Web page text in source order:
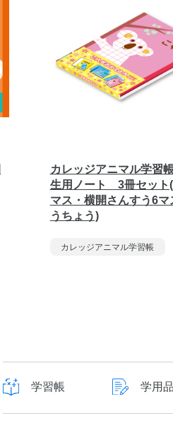
カレッジアニマル学習
生用ノート 3冊セット
マス・横開さんすう6マ
うちょう)
カレッジアニマル学習帳
学習帳 学用品